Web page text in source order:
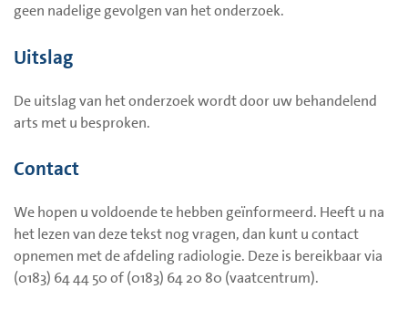
geen nadelige gevolgen van het onderzoek.
Uitslag
De uitslag van het onderzoek wordt door uw behandelend
arts met u besproken.
Contact
We hopen u voldoende te hebben geïnformeerd. Heeft u na
het lezen van deze tekst nog vragen, dan kunt u contact
opnemen met de afdeling radiologie. Deze is bereikbaar via
(0183) 64 44 50 of (0183) 64 20 80 (vaatcentrum).